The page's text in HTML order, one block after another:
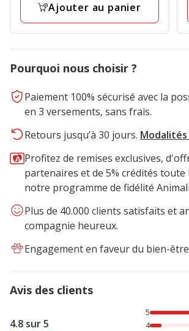
Ajouter au panier
Pourquoi nous choisir ?
Paiement 100% sécurisé avec la
en 3 versements, sans frais.
Retours jusqu’à 30 jours.
Profitez de remises exclusives,
partenaires et de 5% crédités toute
notre programme de fidélité
Plus de 40.000 clients satisfaits et
compagnie heureux.
Engagement en faveur du bien-
Avis des clients
4.8 sur 5
85% des personnes lont noté avec
5
4